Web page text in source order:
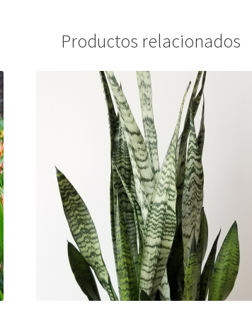
Productos relacionados